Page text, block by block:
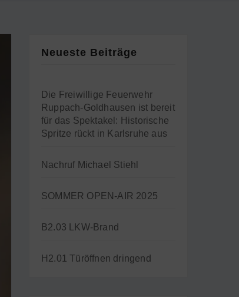
Neueste Beiträge
Die Freiwillige Feuerwehr
Ruppach-Goldhausen ist bereit
für das Spektakel: Historische
Spritze rückt in Karlsruhe aus
Nachruf Michael Stiehl
SOMMER OPEN-AIR 2025
B2.03 LKW-Brand
H2.01 Türöffnen dringend